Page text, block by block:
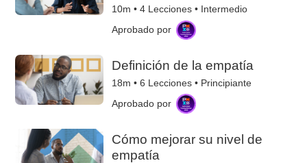
10m •4 Lecciones • Intermedio
Aprobado por
Definición de la empatía
18m •6 Lecciones • Principiante
Aprobado por
Cómo mejorar su nivel de
empatía